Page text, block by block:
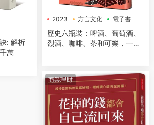
: 解析
萬
2023 方言文化 電子書
歷史六瓶裝：啤酒、葡萄酒、
烈酒、咖啡、茶和可樂，一字
商業理財